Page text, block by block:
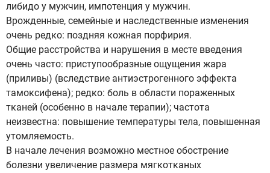
либидо у мужчин, импотенция у мужчин.
Врожденные, семейные и наследственные изменения
очень редко: поздняя кожная порфирия.
Общие расстройства и нарушения в месте введения
очень часто: приступообразные ощущения жара
(приливы) (вследствие антиэстрогенного эффекта
тамоксифена); редко: боль в области пораженных
тканей (особенно в начале терапии); частота
неизвестна: повышение температуры тела, повышенная
утомляемость.
В начале лечения возможно местное обострение
болезни увеличение размера мягкотканых